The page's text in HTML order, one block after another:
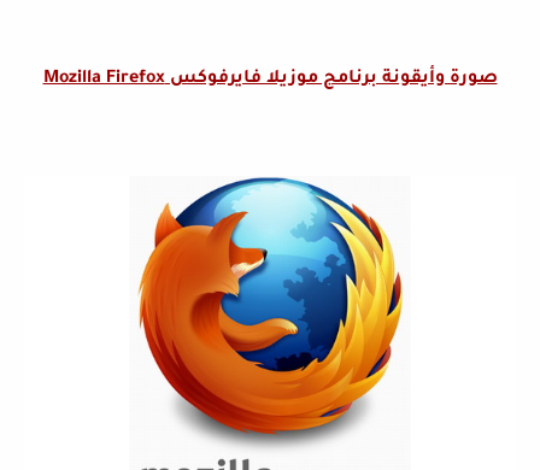
صورة وأيقونة برنامج موزيلا فايرفوكسMozilla Firefox